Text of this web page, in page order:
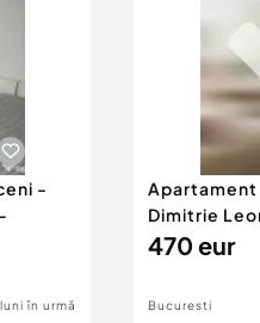
-
în urmă
Apartament
Dimitrie
470 eur
Bucuresti